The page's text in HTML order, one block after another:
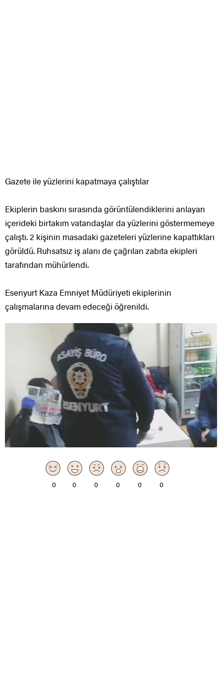
Gazete ile yüzlerini kapatmaya çalıştılar
Ekiplerin baskını sırasında görüntülendiklerini anlayan
içerideki birtakım vatandaşlar da yüzlerini göstermemeye
çalıştı. 2 kişinin masadaki gazeteleri yüzlerine kapattıkları
görüldü. Ruhsatsız iş alanı de çağrılan zabıta ekipleri
tarafından mühürlendi.
Esenyurt Kaza Emniyet Müdüriyeti ekiplerinin
çalışmalarına devam edeceği öğrenildi.
0 0 0 0 0 0